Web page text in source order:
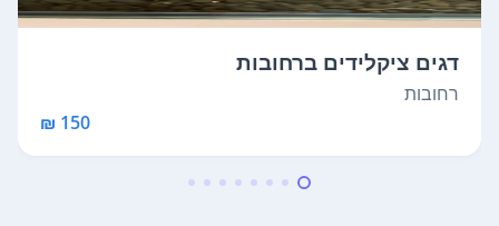
דגים ציקלידים ברחובות
רחובות
150 ₪